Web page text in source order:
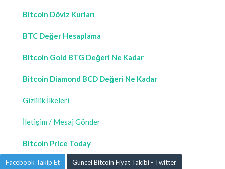
Bitcoin Döviz Kurları
BTC Değer Hesaplama
Bitcoin Gold BTG Değeri Ne Kadar
Bitcoin Diamond BCD Değeri Ne Kadar
Gizlilik İlkeleri
İletişim / Mesaj Gönder
Bitcoin Price Today
Facebook Takip Et Güncel Bitcoin Fiyat Takibi - Twitter